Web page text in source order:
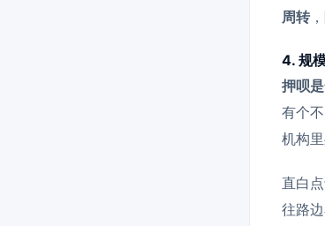
周转
4. 规
押呗
有个
机构
直白
往路